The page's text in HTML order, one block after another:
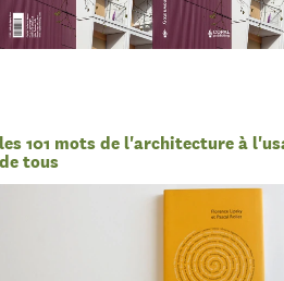
les 101 mots de l'architecture à
de tous